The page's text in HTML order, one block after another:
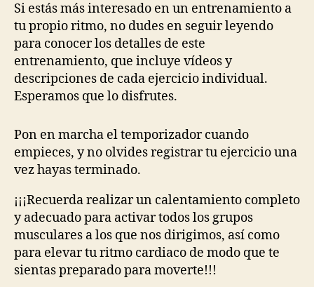
Si estás más interesado en un entrenamiento a
tu propio ritmo, no dudes en seguir leyendo
para conocer los detalles de este
entrenamiento, que incluye vídeos y
descripciones de cada ejercicio individual.
Esperamos que lo disfrutes.
Pon en marcha el temporizador cuando
empieces, y no olvides registrar tu ejercicio una
vez hayas terminado.
¡¡¡Recuerda realizar un calentamiento completo
y adecuado para activar todos los grupos
musculares a los que nos dirigimos, así como
para elevar tu ritmo cardiaco de modo que te
sientas preparado para moverte!!!